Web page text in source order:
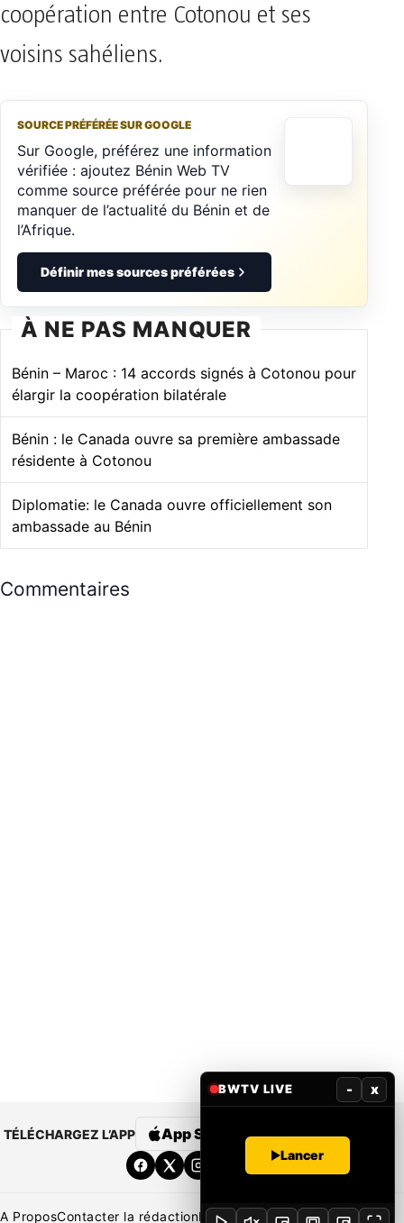
coopération entre Cotonou et ses
voisins sahéliens.
SOURCE PRÉFÉRÉE SUR GOOGLE
Sur Google, préférez une information
vérifiée : ajoutez Bénin Web TV
comme source préférée pour ne rien
manquer de l’actualité du Bénin et de
l’Afrique.
Définir mes sources préférées
À NE PAS MANQUER
Bénin – Maroc : 14 accords signés à Cotonou pour
élargir la coopération bilatérale
Bénin : le Canada ouvre sa première ambassade
résidente à Cotonou
Diplomatie: le Canada ouvre officiellement son
ambassade au Bénin
Commentaires
TÉLÉCHARGEZ L’APP App Store Google Play
A ProposContacter la rédactionRédaction Mentions légales
BWTV LIVE - x
Lancer